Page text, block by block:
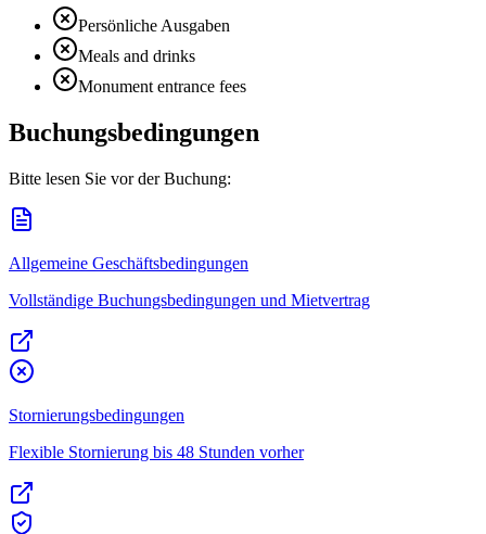
Persönliche Ausgaben
Meals and drinks
Monument entrance fees
Buchungsbedingungen
Bitte lesen Sie vor der Buchung:
Allgemeine Geschäftsbedingungen
Vollständige Buchungsbedingungen und Mietvertrag
Stornierungsbedingungen
Flexible Stornierung bis 48 Stunden vorher